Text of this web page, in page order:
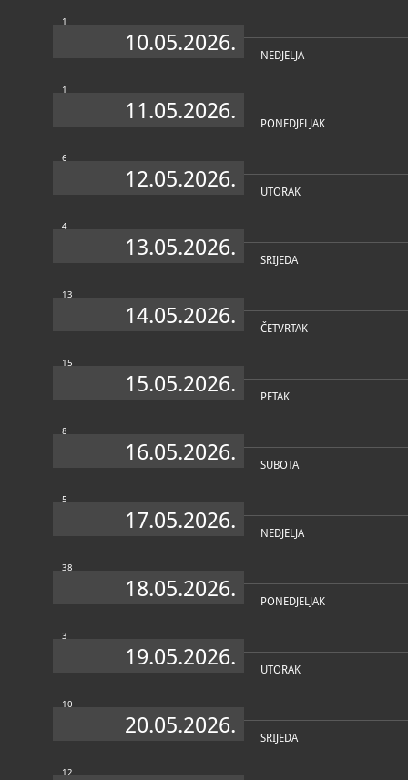
1
10.05.2026. NEDJELJA
1
11.05.2026. PONEDJELJAK
6
12.05.2026. UTORAK
4
13.05.2026. SRIJEDA
13
14.05.2026. ČETVRTAK
15
15.05.2026. PETAK
8
16.05.2026. SUBOTA
5
17.05.2026. NEDJELJA
38
18.05.2026. PONEDJELJAK
3
19.05.2026. UTORAK
10
20.05.2026. SRIJEDA
12